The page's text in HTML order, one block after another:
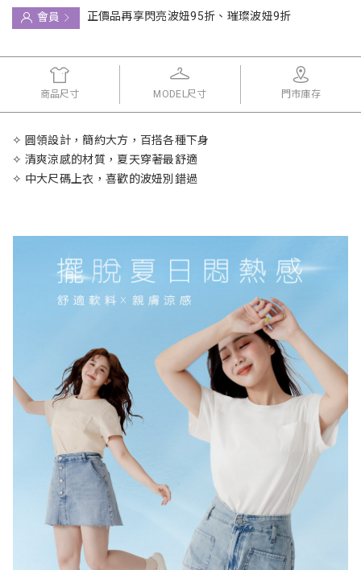
會員
正價品再享閃亮波妞95折、璀璨波妞9折
商品尺寸 MODEL尺寸 門市庫存
✧ 圓領設計，簡約大方，百搭各種下身
✧ 清爽涼感的材質，夏天穿著最舒適
✧ 中大尺碼上衣，喜歡的波妞別錯過